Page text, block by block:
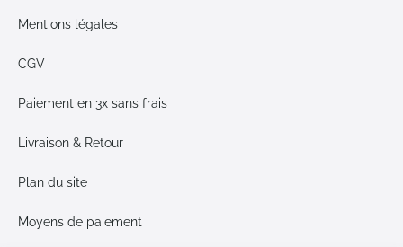
Mentions légales
CGV
Paiement en 3x sans frais
Livraison & Retour
Plan du site
Moyens de paiement